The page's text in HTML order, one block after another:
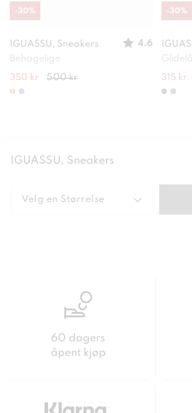
IGUASSU, Sneakers
4.6
Behagelige
350 kr 500 kr
-30%
315 kr
-30%
IGUASSU, Sneakers
Velg en Størrelse
60 dagers
åpent kjøp